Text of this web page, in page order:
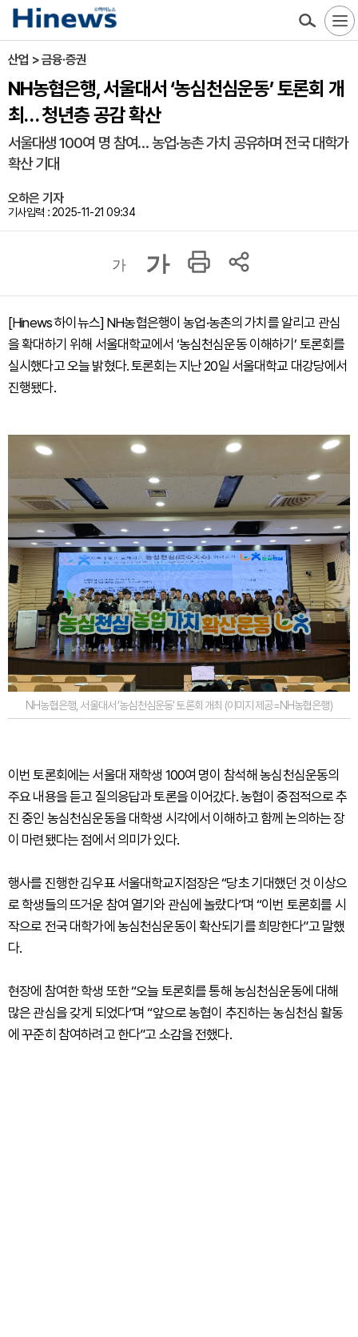
산업 > 금융·증권
NH농협은행, 서울대서 ‘농심천심운동’ 토론회 개
최… 청년층 공감 확산
서울대생 100여 명 참여… 농업·농촌 가치 공유하며 전국 대학가
확산 기대
오하은 기자
기사입력 : 2025-11-21 09:34
가 가
[Hinews 하이뉴스] NH농협은행이 농업·농촌의 가치를 알리고 관심
을 확대하기 위해 서울대학교에서 ‘농심천심운동 이해하기’ 토론회를
실시했다고 오늘 밝혔다. 토론회는 지난 20일 서울대학교 대강당에서
진행됐다.
NH농협은행, 서울대서 ‘농심천심운동’ 토론회 개최 (이미지 제공=NH농협은행)
이번 토론회에는 서울대 재학생 100여 명이 참석해 농심천심운동의
주요 내용을 듣고 질의응답과 토론을 이어갔다. 농협이 중점적으로 추
진 중인 농심천심운동을 대학생 시각에서 이해하고 함께 논의하는 장
이 마련됐다는 점에서 의미가 있다.
행사를 진행한 김우표 서울대학교지점장은 “당초 기대했던 것 이상으
로 학생들의 뜨거운 참여 열기와 관심에 놀랐다”며 “이번 토론회를 시
작으로 전국 대학가에 농심천심운동이 확산되기를 희망한다”고 말했
다.
현장에 참여한 학생 또한 “오늘 토론회를 통해 농심천심운동에 대해
많은 관심을 갖게 되었다”며 “앞으로 농협이 추진하는 농심천심 활동
에 꾸준히 참여하려고 한다”고 소감을 전했다.